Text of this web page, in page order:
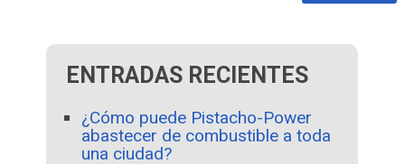
ENTRADAS RECIENTES
¿Cómo puede Pistacho-Power
abastecer de combustible a toda
una ciudad?